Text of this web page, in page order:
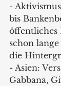
-
bis
öffentliches
schon
die
- Asien:
Gabbana,